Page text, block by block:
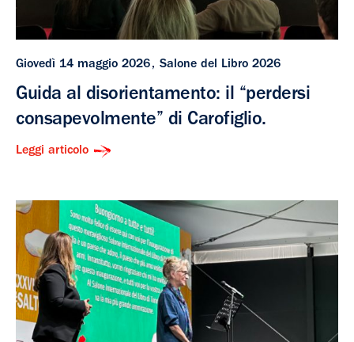
Giovedì 14 maggio 2026 Salone del Libro 2026
Guida al disorientamento: il “perdersi
consapevolmente” di Carofiglio.
Leggi articolo